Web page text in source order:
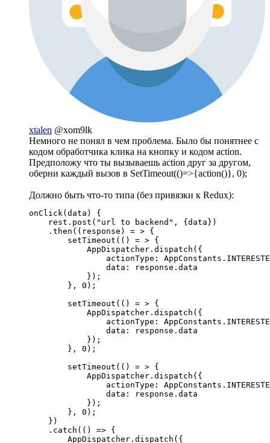
xtalen @xom9lk
Немного не понял в чем проблема. Было бы понятнее с
кодом обработчика клика на кнопку и кодом action.
Предположу что ты вызываешь action друг за другом,
оберни каждый вызов в SetTimeout(()=>{action()}, 0);
Должно быть что-то типа (без привязки к Redux):
onClick(data) {
    rest.post("url to backend", {data})
    .then((response) = > {
        setTimeout(() = > {
            AppDispatcher.dispatch({
actionType:
                data: response.data
            });
        }, 0);
        setTimeout(() = > {
            AppDispatcher.dispatch({
actionType:
                data: response.data
            });
        }, 0);
        setTimeout(() = > {
            AppDispatcher.dispatch({
actionType:
                data: response.data
            });
        }, 0);
    })
    .catch(() => {
        AppDispatcher.dispatch({